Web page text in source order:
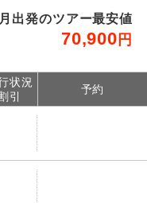
月出発のツアー最安値
70,900 円
状況
引
予約